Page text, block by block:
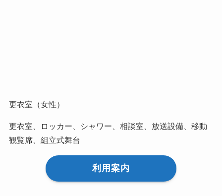
更衣室（女性）
更衣室、ロッカー、シャワー、相談室、放送設備、移動
観覧席、組立式舞台
利用案内